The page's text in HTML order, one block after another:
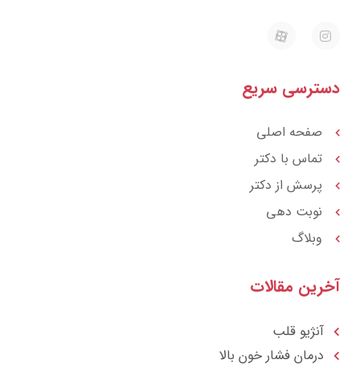
a
t
سریع
صفحه اصلی
تماس با دکتر
پرسش از دکتر
نوبت دهی
وبلاگ
مقالات
آنژیو قلب
درمان فشار خون بالا